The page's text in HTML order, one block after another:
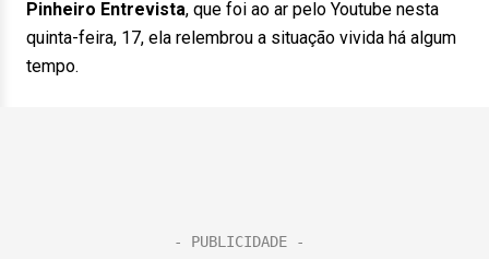
Pinheiro Entrevista, que foi ao ar pelo Youtube nesta
quinta-feira, 17, ela relembrou a situação vivida há algum
tempo.